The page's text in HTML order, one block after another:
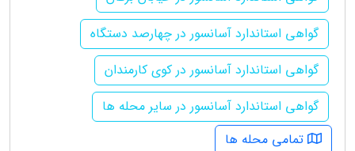
گواهی استاندارد آسانسور در چهارصد دستگاه
گواهی استاندارد آسانسور در کوی کارمندان
گواهی استاندارد آسانسور در سایر محله ها
تمامی محله ها